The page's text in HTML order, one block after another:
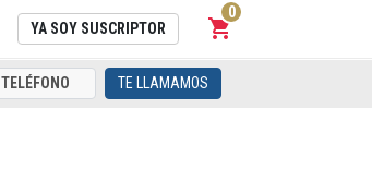
YA SOY SUSCRIPTOR shopping_cart
Carrito
0
TE LLAMAMOS